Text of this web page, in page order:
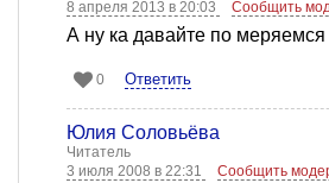
8 апреля 2013 в 20:03
Сообщить
А ну ка давайте по
0 Ответить
Юлия Соловьёва
Читатель
3 июля 2008 в 22:31
Сообщить